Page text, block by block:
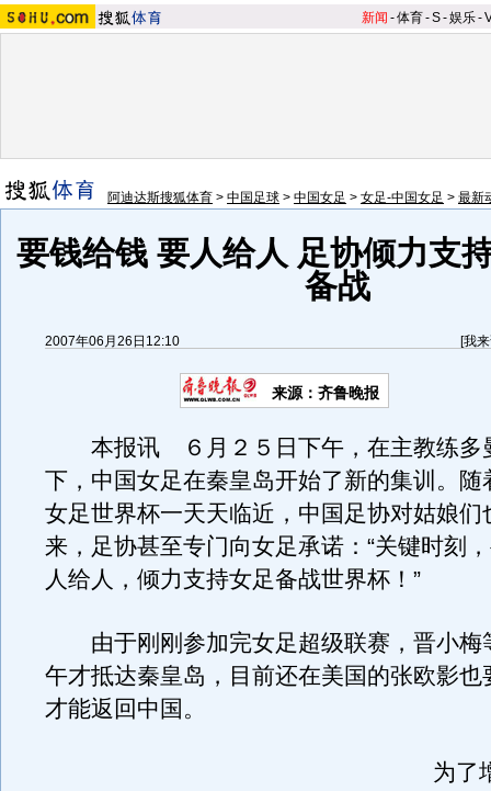
新闻 -体育-S-娱乐-
阿迪达斯搜狐体育 > 中国足球 > 中国女足 > 女足-中国女足 > 最新
要钱给钱 要人给人 足协倾力支
备战
2007年06月26日12:10 [我
来源：齐鲁晚报
本报讯 ６月２５日下午，在主教练多
下，中国女足在秦皇岛开始了新的集训。随
女足世界杯一天天临近，中国足协对姑娘们
来，足协甚至专门向女足承诺：“关键时刻
人给人，倾力支持女足备战世界杯！”
由于刚刚参加完女足超级联赛，晋小梅
午才抵达秦皇岛，目前还在美国的张欧影也
才能返回中国。
为了